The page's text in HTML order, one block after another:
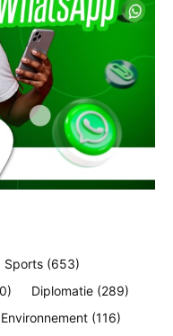
Sports (653)
Diplomatie (289)
Environnement (116)